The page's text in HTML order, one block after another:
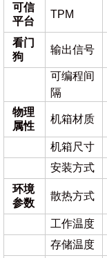
可信
平台
TPM
看门
狗
输出信号
可编程间
隔
物理
属性
机箱材质
机箱尺寸
安装方式
环境
参数
散热方式
工作温度
存储温度